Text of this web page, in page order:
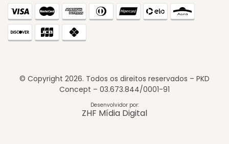
TROCAS E DEVOLUÇÕES
© Copyright 2026. Todos os direitos reservados – PKD
Concept – 03.673.844/0001-91
Desenvolvidor por:
ZHF Mídia Digital